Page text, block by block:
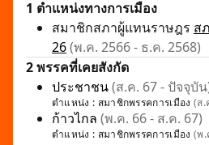
1 ตำแหน่งทางการเมือง
สมาชิกสภาผู้แทนราษฎร ส
26(พ.ค. 2566 - ธ.ค. 2568)
2 พรรคที่เคยสังกัด
ประชาชน(ส.ค. 67 - ปัจจุบั
ตำแหน่ง : สมาชิกพรรคการเมือง(ส.
ก้าวไกล (พ.ค. 66 - ส.ค. 67)
ตำแหน่ง : สมาชิกพรรคการเมือง(พ.